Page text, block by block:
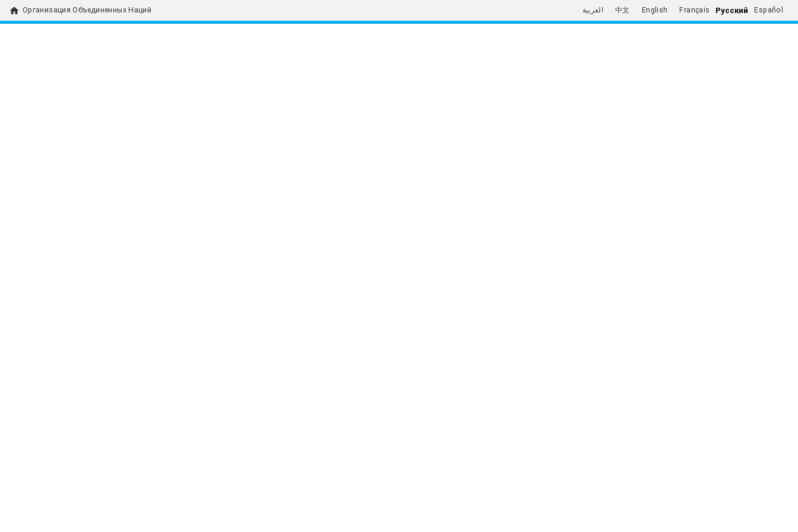
home Организация Объединенных Наций العربية 中文 English Français Русский Español